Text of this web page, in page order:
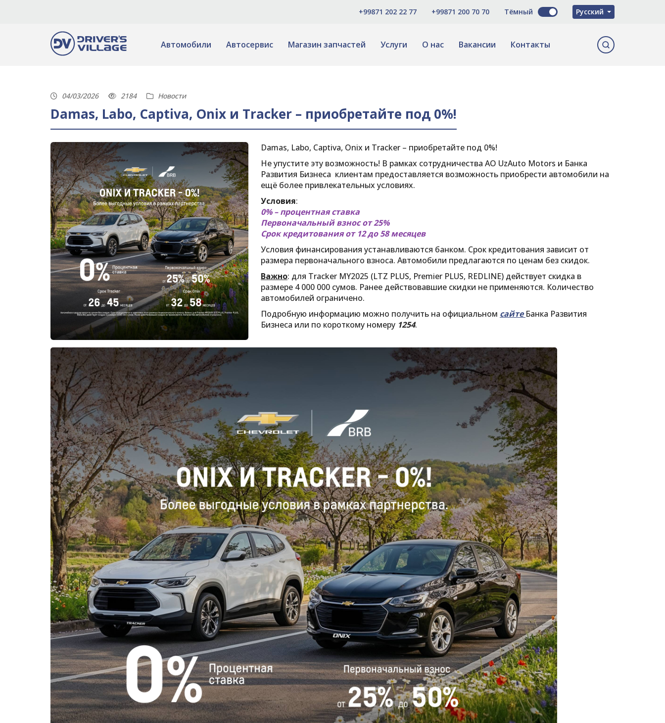
+99871 202 22 77 +99871 200 70 70 Тёмный Русский
O'zbekcha
Автомобили Автосервис Магазин запчастей Услуги О нас Вакансии Контакты
04/03/2026 2184 Новости
Damas, Labo, Captiva, Onix и Tracker – приобретайте под 0%!
Damas, Labo, Captiva, Onix и Tracker – приобретайте под 0%!
Не упустите эту возможность! В рамках сотрудничества АО UzAuto Motors и Банка
Развития Бизнеса клиентам предоставляется возможность приобрести автомобили на
ещё более привлекательных условиях.
Условия:
0% – процентная ставка
Первоначальный взнос от 25%
Срок кредитования от 12 до 58 месяцев
Условия финансирования устанавливаются банком. Срок кредитования зависит от
размера первоначального взноса. Автомобили предлагаются по ценам без скидок.
Важно: для Tracker MY2025 (LTZ PLUS, Premier PLUS, REDLINE) действует скидка в
размере 4 000 000 сумов. Ранее действовавшие скидки не применяются. Количество
автомобилей ограничено.
Подробную информацию можно получить на официальном сайте Банка Развития
Бизнеса или по короткому номеру 1254.